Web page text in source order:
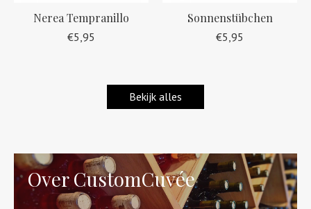
Nerea Tempranillo
€5,95
Sonnenstübchen
€5,95
Bekijk alles
Over CustomCuvée